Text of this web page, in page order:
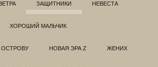
ЗАЩИТНИКИ НЕВЕСТА
ХОРОШИЙ МАЛЬЧИК
ОСТРОВУ НОВАЯ ЭРА Z ЖЕНИХ